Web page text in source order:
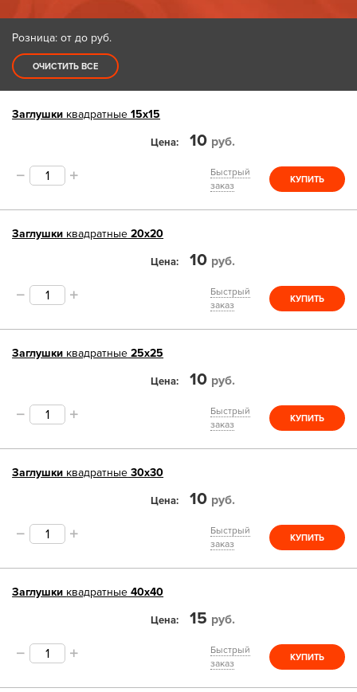
Розница: от до руб.
ОЧИСТИТЬ ВСЕ
Заглушки квадратные 15х15
Цена 10 руб.
Быстрый
заказ
КУПИТЬ
Заглушки квадратные 20х20
Цена 10 руб.
Быстрый
заказ
КУПИТЬ
Заглушки квадратные 25х25
Цена 10 руб.
Быстрый
заказ
КУПИТЬ
Заглушки квадратные 30х30
Цена 10 руб.
Быстрый
заказ
КУПИТЬ
Заглушки квадратные 40х40
Цена 15 руб.
Быстрый
заказ
КУПИТЬ